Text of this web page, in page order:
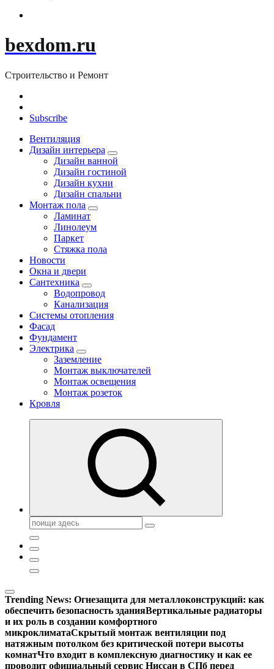
bexdom.ru
Строительство и Ремонт
Subscribe
Вентиляция
Дизайн интерьера
Дизайн ванной
Дизайн гостиной
Дизайн кухни
Дизайн спальни
Монтаж пола
Ламинат
Линолеум
Паркет
Стяжка пола
Новости
Окна и двери
Сантехника
Водопровод
Канализация
Системы отопления
Фасад
Фундамент
Электрика
Заземление
Монтаж выключателей
Монтаж освещения
Монтаж розеток
Кровля
Поиск:
Trending News: Огнезащита для металлоконструкций: как
обеспечить безопасность зданияВертикальные радиаторы
и их роль в создании комфортного
микроклиматаСкрытый монтаж вентиляции под
натяжным потолком без критической потери высоты
комнатЧто входит в комплексную диагностику и как ее
проводит официальный сервис Ниссан в СПб перед